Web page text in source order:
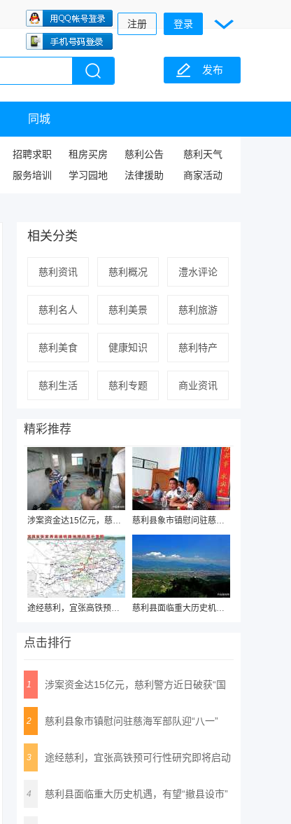
注册 登录
发布
同城
招聘求职 租房买房 慈利公告
慈利天气
服务培训
学习园地 法律援助 商家活动
相关分类
慈利资讯 慈利概况 澧水评论
慈利名人 慈利美景 慈利旅游
慈利美食 健康知识 慈利特产
慈利生活 慈利专题 商业资讯
精彩推荐
涉案资金达15亿元，慈利警方近日破获“国通 慈利县象市镇慰问驻慈海军部队迎“八一”
途经慈利，宜张高铁预可行性研究即将启动 慈利县面临重大历史机遇，有望“撤县设市”
点击排行
1 涉案资金达15亿元，慈利警方近日破获“国
2 慈利县象市镇慰问驻慈海军部队迎“八一”
3 途经慈利，宜张高铁预可行性研究即将启动
4 慈利县面临重大历史机遇，有望“撤县设市”